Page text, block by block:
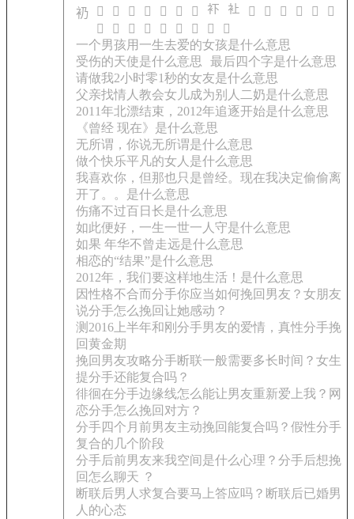
𧘌 𧘍 𧘎 𧘏 𧘐 𧘑 𧘒 𧘓 𧘔 𧘕 𧘖 𧘗 𧘘 𧘙 𧘚
𧘛
𧘜
𧘝 𧘞 𧘟 𧘠 𧘡 𧘢 𧘣
𧘤
一个男孩用一生去爱的女孩是什么意思
受伤的天使是什么意思
最后四个字是什么意思
请做我2小时零1秒的女友是什么意思
父亲找情人教会女儿成为别人二奶是什么意思
2011年北漂结束，2012年追逐开始是什么意思
《曾经 现在》是什么意思
无所谓，你说无所谓是什么意思
做个快乐平凡的女人是什么意思
我喜欢你，但那也只是曾经。现在我决定偷偷离
开了。。是什么意思
伤痛不过百日长是什么意思
如此便好，一生一世一人守是什么意思
如果 年华不曾走远是什么意思
相恋的“结果”是什么意思
2012年，我们要这样地生活！是什么意思
因性格不合而分手你应当如何挽回男友？女朋友
说分手怎么挽回让她感动？
测2016上半年和刚分手男友的爱情，真性分手挽
回黄金期
挽回男友攻略分手断联一般需要多长时间？女生
提分手还能复合吗？
徘徊在分手边缘线怎么能让男友重新爱上我？网
恋分手怎么挽回对方？
分手四个月前男友主动挽回能复合吗？假性分手
复合的几个阶段
分手后前男友来我空间是什么心理？分手后想挽
回怎么聊天 ？
断联后男人求复合要马上答应吗？断联后已婚男
人的心态